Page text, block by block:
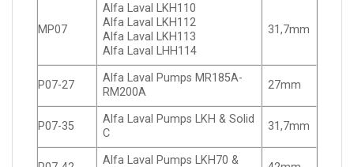
MP07
Alfa Laval LKH110
Alfa Laval LKH112
Alfa Laval LKH113
Alfa Laval LHH114
31,7mm
P07-27
Alfa Laval Pumps MR185A-
RM200A
27mm
P07-35
Alfa Laval Pumps LKH & Solid
C
31,7mm
Alfa Laval Pumps LKH70 &